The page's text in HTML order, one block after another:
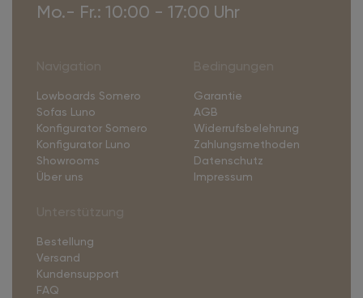
Mo.- Fr.: 10:00 - 17:00 Uhr
Lowboards Somero
Sofas Luno
Konfigurator Somero
Konfigurator Luno
Showrooms
Über uns
Garantie
AGB
Widerrufsbelehrung
Zahlungsmethoden
Datenschutz
Impressum
Bestellung
Versand
Kundensupport
FAQ